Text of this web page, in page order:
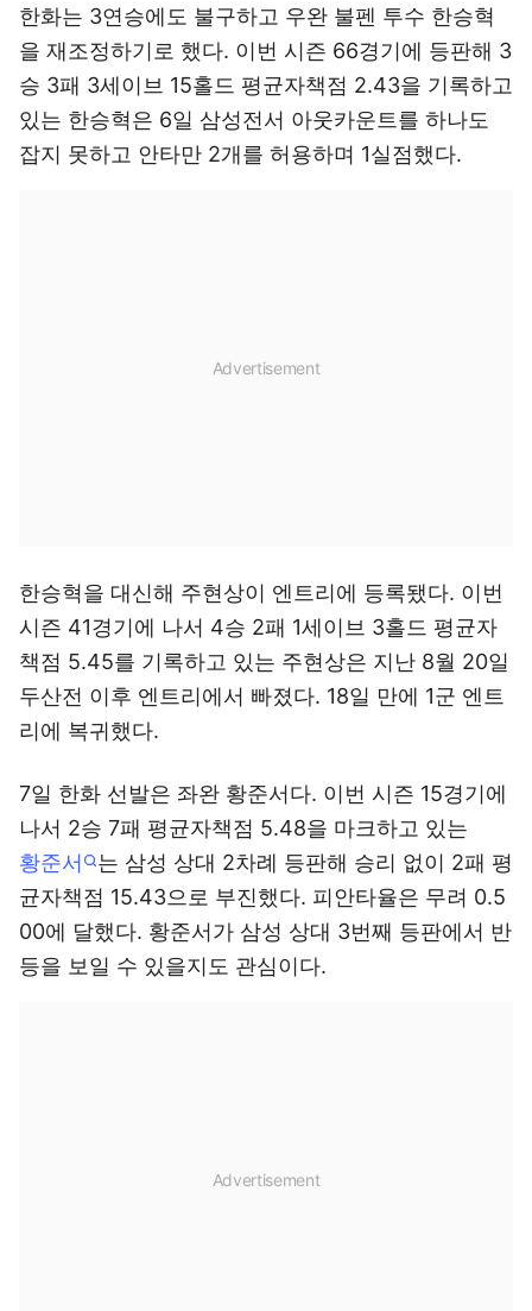
한화는 3연승에도 불구하고 우완 불펜 투수 한승혁
을 재조정하기로 했다. 이번 시즌 66경기에 등판해 3
승 3패 3세이브 15홀드 평균자책점 2.43을 기록하고
있는 한승혁은 6일 삼성전서 아웃카운트를 하나도
잡지 못하고 안타만 2개를 허용하며 1실점했다.
한승혁을 대신해 주현상이 엔트리에 등록됐다. 이번
시즌 41경기에 나서 4승 2패 1세이브 3홀드 평균자
책점 5.45를 기록하고 있는 주현상은 지난 8월 20일
두산전 이후 엔트리에서 빠졌다. 18일 만에 1군 엔트
리에 복귀했다.
7일 한화 선발은 좌완 황준서다. 이번 시즌 15경기에
나서 2승 7패 평균자책점 5.48을 마크하고 있는
황준서
는 삼성 상대 2차례 등판해 승리 없이 2패 평
균자책점 15.43으로 부진했다. 피안타율은 무려 0.5
00에 달했다. 황준서가 삼성 상대 3번째 등판에서 반
등을 보일 수 있을지도 관심이다.